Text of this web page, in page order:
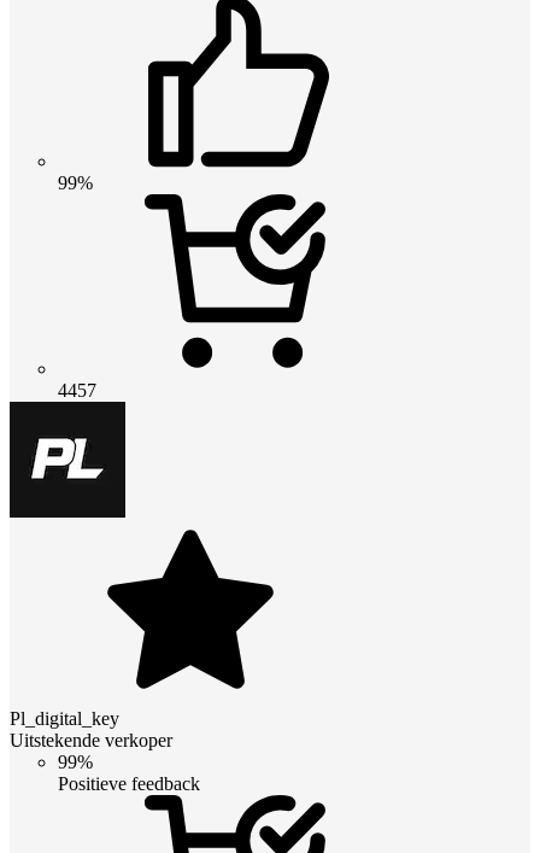
99%
4457
Pl_digital_key
Uitstekende verkoper
99%
Positieve feedback